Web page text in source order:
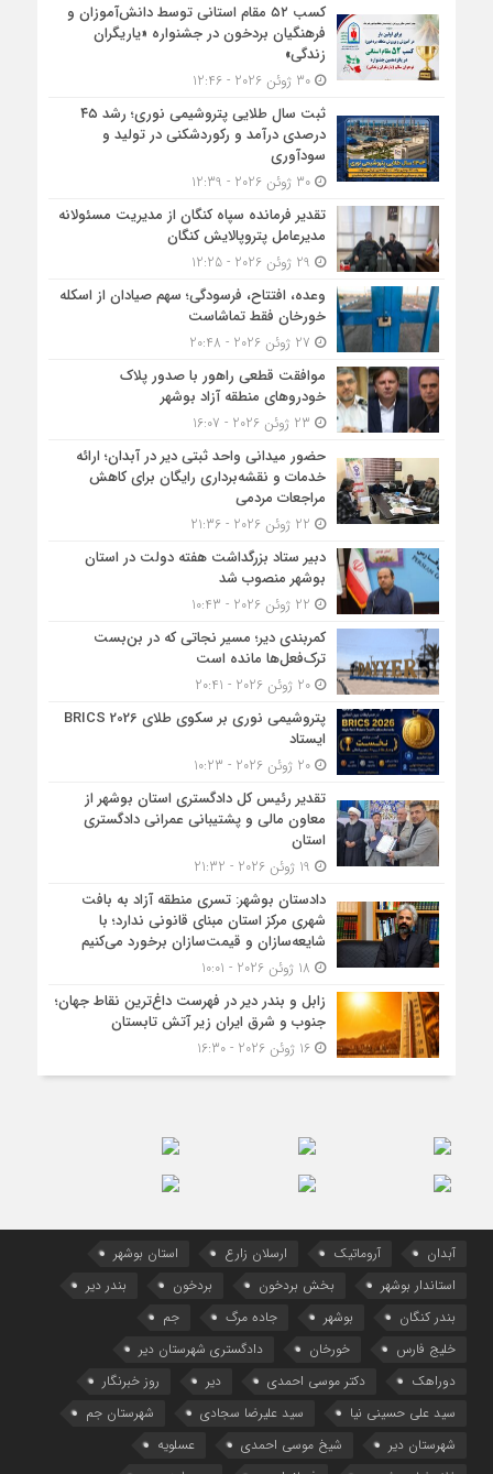
کسب ۵۲ مقام استانی توسط دانش‌آموزان و
فرهنگیان بردخون در جشنواره «یاریگران
زندگی»
30 ژوئن 2026 - 12:46
ثبت سال طلایی پتروشیمی نوری؛ رشد ۴۵
درصدی درآمد و رکوردشکنی در تولید و
سودآوری
30 ژوئن 2026 - 12:39
تقدیر فرمانده سپاه کنگان از مدیریت مسئولانه
مدیرعامل پتروپالایش کنگان
وعده، افتتاح، فرسودگی؛ سهم صیادان از اسکله
خورخان فقط تماشاست
موافقت قطعی راهور با صدور پلاک
خودروهای منطقه آزاد بوشهر
حضور میدانی واحد ثبتی دیر در آبدان؛ ارائه
خدمات و نقشه‌برداری رایگان برای کاهش
مراجعات مردمی
دبیر ستاد بزرگداشت هفته دولت در استان
بوشهر منصوب شد
کمربندی دیر؛ مسیر نجاتی که در بن‌بست
ترک‌فعل‌ها مانده است
20 ژوئن 2026 - 20:41
پتروشیمی نوری بر سکوی طلای BRICS 2026
ایستاد
20 ژوئن 2026 - 10:23
تقدیر رئیس کل دادگستری استان بوشهر از
معاون مالی و پشتیبانی عمرانی دادگستری
استان
دادستان بوشهر: تسری منطقه آزاد به بافت
شهری مرکز استان مبنای قانونی ندارد؛ با
شایعه‌سازان و قیمت‌سازان برخورد می‌کنیم
زابل و بندر دیر در فهرست داغ‌ترین نقاط جهان؛
جنوب و شرق ایران زیر آتش تابستان
16 ژوئن 2026 - 16:30
آبدان آروماتیک ارسلان زارع
استان بوشهر
استاندار بوشهر
بخش بردخون بردخون
بندر دیر
بندر کنگان
بوشهر جاده مرگ
جم
خلیج فارس
خورخان
دادگستری شهرستان دیر
دوراهک
دکتر موسی احمدی دیر
روز خبرنگار
سید علی حسینی نیا
سید علیرضا سجادی
شهرستان جم
شهرستان دیر
شیخ موسی احمدی
عسلویه